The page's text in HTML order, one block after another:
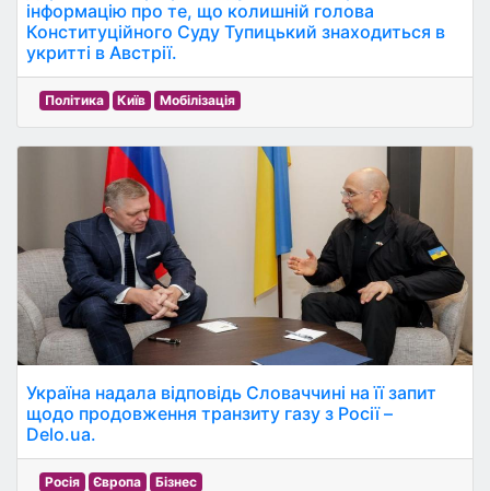
інформацію про те, що колишній голова
Конституційного Суду Тупицький знаходиться в
укритті в Австрії.
Політика Київ Мобілізація
Україна надала відповідь Словаччині на її запит
щодо продовження транзиту газу з Росії –
Delo.ua.
Росія Європа Бізнес